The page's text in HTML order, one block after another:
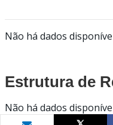
Não há dados
Estrutura de
Não há dados